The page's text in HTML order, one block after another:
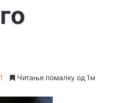
Читање помалку од 1м